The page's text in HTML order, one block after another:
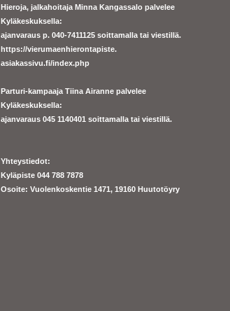
Hieroja, jalkahoitaja Minna Kangassalo palvelee
Kyläkeskuksella:
ajanvaraus p. 040-7411125 soittamalla tai viestillä.
https://vierumaenhierontapiste.
asiakassivu.fi/index.php
Parturi-kampaaja Tiina Airanne palvelee
Kyläkeskuksella:
ajanvaraus 045 1140401 soittamalla tai viestillä.
Yhteystiedot:
Kyläpiste 044 788 7878
Osoite: Vuolenkoskentie 1471, 19160 Huutotöyry